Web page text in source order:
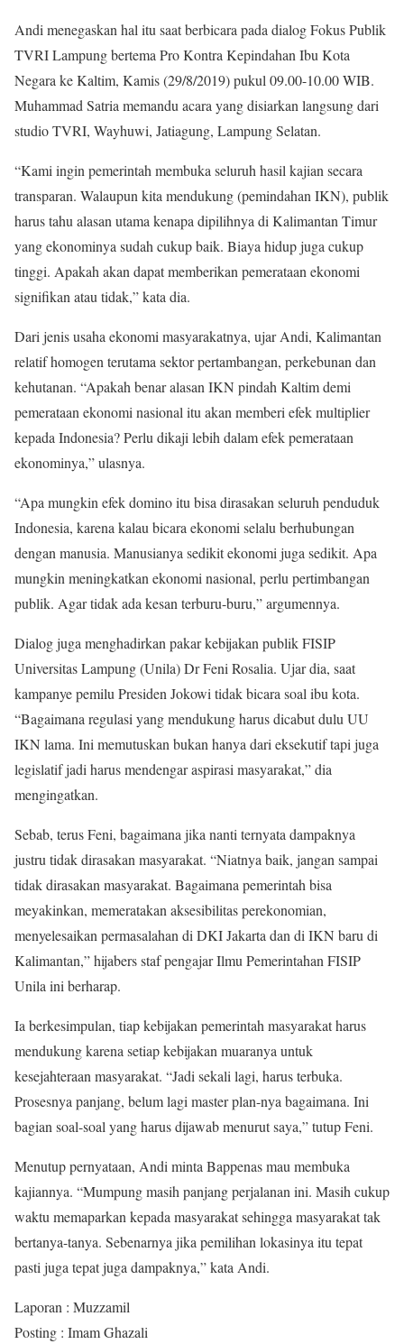
Andi menegaskan hal itu saat berbicara pada dialog Fokus Publik
TVRI Lampung bertema Pro Kontra Kepindahan Ibu Kota
Negara ke Kaltim, Kamis (29/8/2019) pukul 09.00-10.00 WIB.
Muhammad Satria memandu acara yang disiarkan langsung dari
studio TVRI, Wayhuwi, Jatiagung, Lampung Selatan.
“Kami ingin pemerintah membuka seluruh hasil kajian secara
transparan. Walaupun kita mendukung (pemindahan IKN), publik
harus tahu alasan utama kenapa dipilihnya di Kalimantan Timur
yang ekonominya sudah cukup baik. Biaya hidup juga cukup
tinggi. Apakah akan dapat memberikan pemerataan ekonomi
signifikan atau tidak,” kata dia.
Dari jenis usaha ekonomi masyarakatnya, ujar Andi, Kalimantan
relatif homogen terutama sektor pertambangan, perkebunan dan
kehutanan. “Apakah benar alasan IKN pindah Kaltim demi
pemerataan ekonomi nasional itu akan memberi efek multiplier
kepada Indonesia? Perlu dikaji lebih dalam efek pemerataan
ekonominya,” ulasnya.
“Apa mungkin efek domino itu bisa dirasakan seluruh penduduk
Indonesia, karena kalau bicara ekonomi selalu berhubungan
dengan manusia. Manusianya sedikit ekonomi juga sedikit. Apa
mungkin meningkatkan ekonomi nasional, perlu pertimbangan
publik. Agar tidak ada kesan terburu-buru,” argumennya.
Dialog juga menghadirkan pakar kebijakan publik FISIP
Universitas Lampung (Unila) Dr Feni Rosalia. Ujar dia, saat
kampanye pemilu Presiden Jokowi tidak bicara soal ibu kota.
“Bagaimana regulasi yang mendukung harus dicabut dulu UU
IKN lama. Ini memutuskan bukan hanya dari eksekutif tapi juga
legislatif jadi harus mendengar aspirasi masyarakat,” dia
mengingatkan.
Sebab, terus Feni, bagaimana jika nanti ternyata dampaknya
justru tidak dirasakan masyarakat. “Niatnya baik, jangan sampai
tidak dirasakan masyarakat. Bagaimana pemerintah bisa
meyakinkan, memeratakan aksesibilitas perekonomian,
menyelesaikan permasalahan di DKI Jakarta dan di IKN baru di
Kalimantan,” hijabers staf pengajar Ilmu Pemerintahan FISIP
Unila ini berharap.
Ia berkesimpulan, tiap kebijakan pemerintah masyarakat harus
mendukung karena setiap kebijakan muaranya untuk
kesejahteraan masyarakat. “Jadi sekali lagi, harus terbuka.
Prosesnya panjang, belum lagi master plan-nya bagaimana. Ini
bagian soal-soal yang harus dijawab menurut saya,” tutup Feni.
Menutup pernyataan, Andi minta Bappenas mau membuka
kajiannya. “Mumpung masih panjang perjalanan ini. Masih cukup
waktu memaparkan kepada masyarakat sehingga masyarakat tak
bertanya-tanya. Sebenarnya jika pemilihan lokasinya itu tepat
pasti juga tepat juga dampaknya,” kata Andi.
Laporan : Muzzamil
Posting : Imam Ghazali